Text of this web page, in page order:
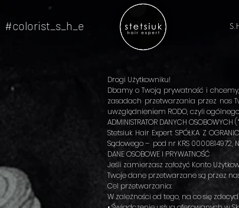
#colorist_s_h_e
Drogi Użytkowniku!
Dbamy o Twoją prywatność i
zasadach przetwarzania przez nas
uwzględnieniem RODO, czyli
ADMINISTRATOR DANYCH OSOBOWYCH
Stetsiuk Hair Expert SPÓŁKA Z
Sądowego – pod nr KRS 0000814972,
DANE OSOBOWE I PRYWATNOŚĆ
Jeśli zamierzasz założyć Konto
Twoje dane przetwarzane są przez
Cel przetwarzania:
W zależności od tego, na co się